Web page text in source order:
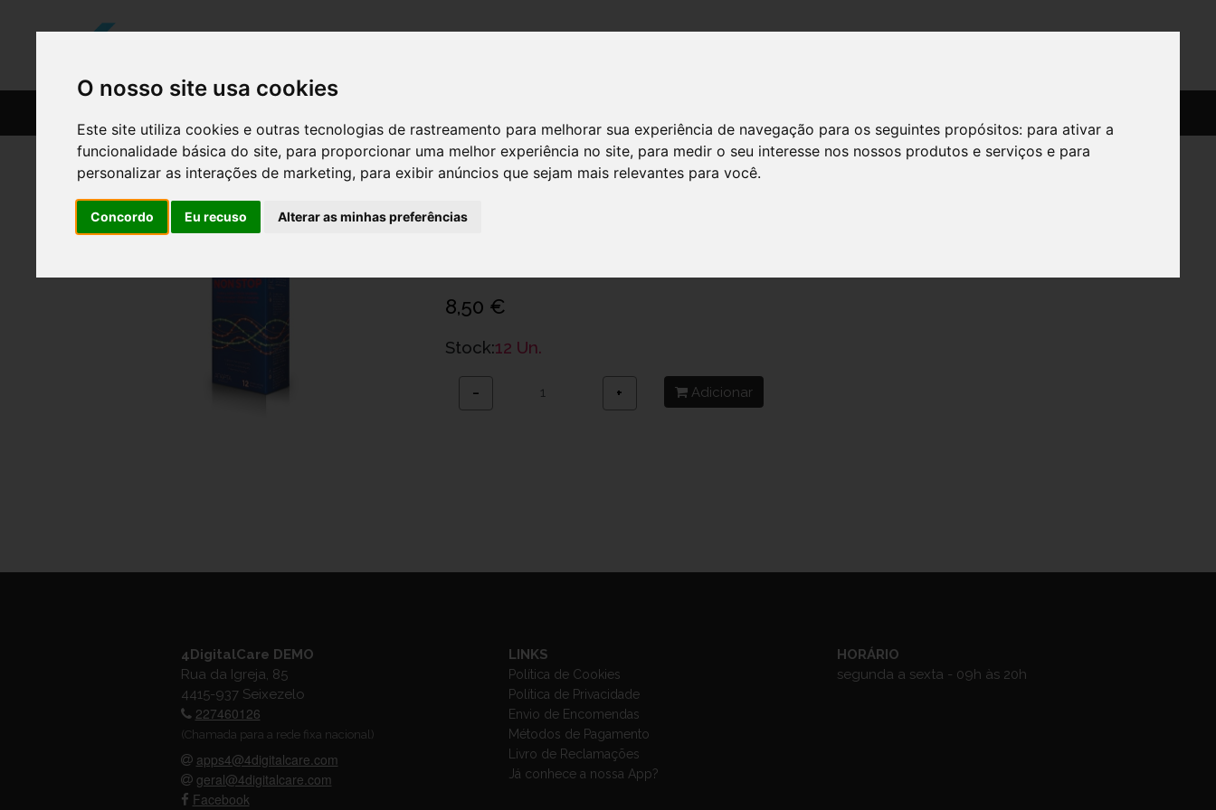
O nosso site usa cookies
Este site utiliza cookies e outras tecnologias de rastreamento para melhorar sua experiência de navegação para os seguintes propósitos: para ativar a
funcionalidade básica do site, para proporcionar uma melhor experiência no site, para medir o seu interesse nos nossos produtos e serviços e para
personalizar as interações de marketing, para exibir anúncios que sejam mais relevantes para você.
Concordo Eu recuso Alterar as minhas preferências
CONTROL ADAPTA NON STOP X 12
PRESERVATIVOS
8,50 €
Stock:12 Un.
− + Adicionar
4DigitalCare DEMO
Rua da Igreja, 85
4415-937 Seixezelo
227460126
(Chamada para a rede fixa nacional)
apps4@4digitalcare.com
geral@4digitalcare.com
Facebook
LINKS
Política de Cookies
Política de Privacidade
Envio de Encomendas
Métodos de Pagamento
Livro de Reclamações
Já conhece a nossa App?
HORÁRIO
segunda a sexta - 09h às 20h